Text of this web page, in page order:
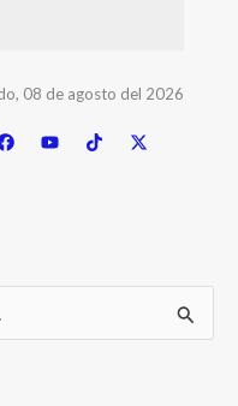
08 de agosto del 2026